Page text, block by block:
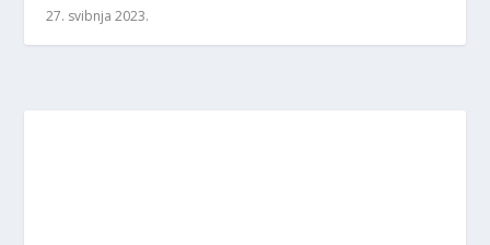
27. svibnja 2023.